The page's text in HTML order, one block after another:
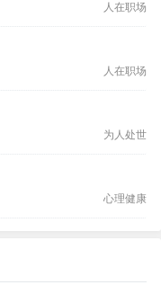
人在职场
人在职场
为人处世
心理健康